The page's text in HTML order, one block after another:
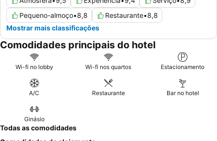
Pequeno-almoço•8,8 Restaurante•8,8
Mostrar mais classificações
Comodidades principais do hotel
Wi-fi no lobby Wi-fi nos quartos Estacionamento
A/C Restaurante Bar no hotel
Ginásio
Todas as comodidades